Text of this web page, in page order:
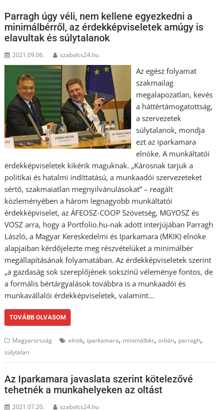
Parragh úgy véli, nem kellene egyezkedni a
minimálbérről, az érdekképviseletek amúgy is
elavultak és súlytalanok
2021.09.06. szabolcs24.hu
Az egész folyamat
szakmailag
megalapozatlan, kevés
a háttértámogatottság,
a szervezetek
súlytalanok, mondja
ezt az iparkamara
elnöke. A munkáltatói
érdekképviseletek kikérik maguknak. „Károsnak tarjuk a
politikai és hatalmi indíttatású, a munkaadói szervezeteket
sértő, szakmaiatlan megnyilvánulásokat” – reagált
közleményében a három legnagyobb munkáltatói
érdekképviselet, az ÁFEOSZ-COOP Szövetség, MGYOSZ és
VOSZ arra, hogy a Portfolio.hu-nak adott interjújában Parragh
László, a Magyar Kereskedelmi és Iparkamara (MKIK) elnöke
alapjaiban kérdőjelezte meg részvételüket a minimálbér
megállapításának folyamatában. Az érdekképviseletek szerint
„a gazdaság sok szereplőjének sokszínű véleménye fontos, de
a formális bértárgyalások továbbra is a munkaadói és
munkavállalói érdekképviseletek, valamint…
TOVÁBB OLVASOM
Magyarország elnök, iparkamara, minimálbér,orbán, parragh,
súlytalan
Az Iparkamara javaslata szerint kötelezővé
tehetnék a munkahelyeken az oltást
2021.07.20. szabolcs24.hu